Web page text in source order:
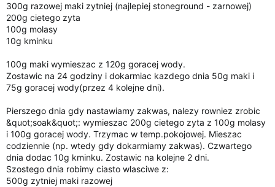
300g razowej maki zytniej (najlepiej stoneground - zarnowej)
200g cietego zyta
100g molasy
10g kminku
100g maki wymieszac z 120g goracej wody.
Zostawic na 24 godziny i dokarmiac kazdego dnia 50g maki i
75g goracej wody(przez 4 kolejne dni).
Pierszego dnia gdy nastawiamy zakwas, nalezy rowniez zrobic
&quot;soak&quot;: wymieszac 200g cietego zyta z 100g molasy
i 100g goracej wody. Trzymac w temp.pokojowej. Mieszac
codziennie (np. wtedy gdy dokarmiamy zakwas). Czwartego
dnia dodac 10g kminku. Zostawic na kolejne 2 dni.
Szostego dnia robimy ciasto wlasciwe z:
500g zytniej maki razowej